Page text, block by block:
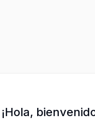
¡Hola,